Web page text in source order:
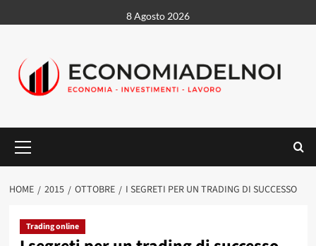
al
8 Agosto 2026
principale
HOME 2015 OTTOBRE I SEGRETI PER UN TRADING DI SUCCESSO
Trading online